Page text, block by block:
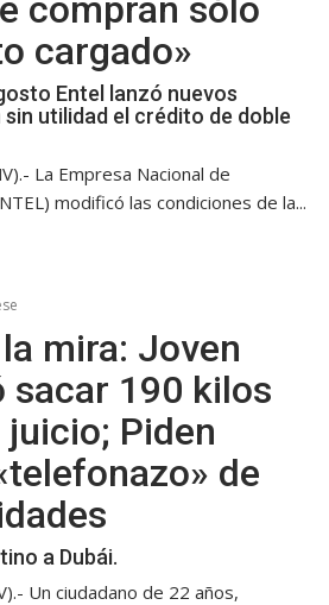
compran sólo
cargado»
Entel lanzó nuevos
utilidad el crédito de doble
La Empresa Nacional de
modificó las condiciones de la...
mira: Joven
sacar 190 kilos
Piden
de
a Dubái.
Un ciudadano de 22 años,